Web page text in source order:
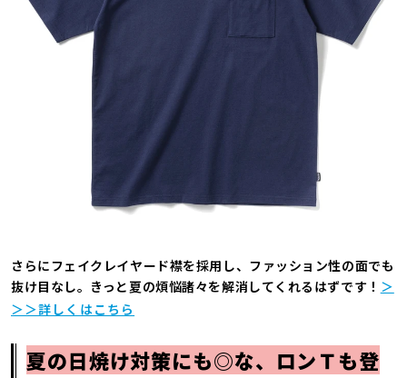
さらにフェイクレイヤード襟を採用し、ファッション性の面でも
抜け目なし。きっと夏の煩悩諸々を解消してくれるはずです！ ＞
＞＞詳しくはこちら
夏の日焼け対策にも◎な、ロンＴも登